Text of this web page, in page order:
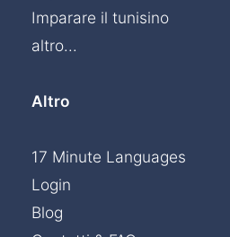
Imparare il tunisino
altro...
Altro
17 Minute Languages
Login
Blog